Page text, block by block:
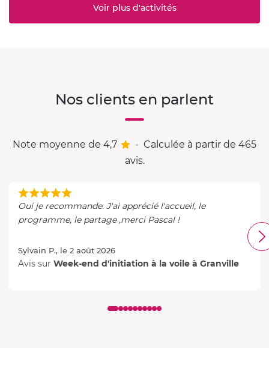
Voir plus d'activités
Nos clients en parlent
Note moyenne de 4,7 - Calculée à partir de 465
avis.
Oui je recommande. J'ai apprécié l'accueil, le
programme, le partage ,merci Pascal !
Sylvain P., le 2 août 2026
Avis sur Week-end d'initiation à la voile à Granville